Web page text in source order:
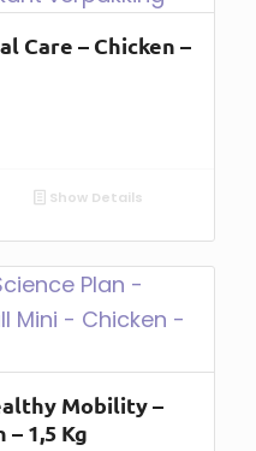
Care – Chicken –
Show Details
Mobility –
1,5 Kg